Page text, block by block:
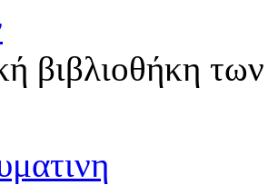
βιβλιοθήκη